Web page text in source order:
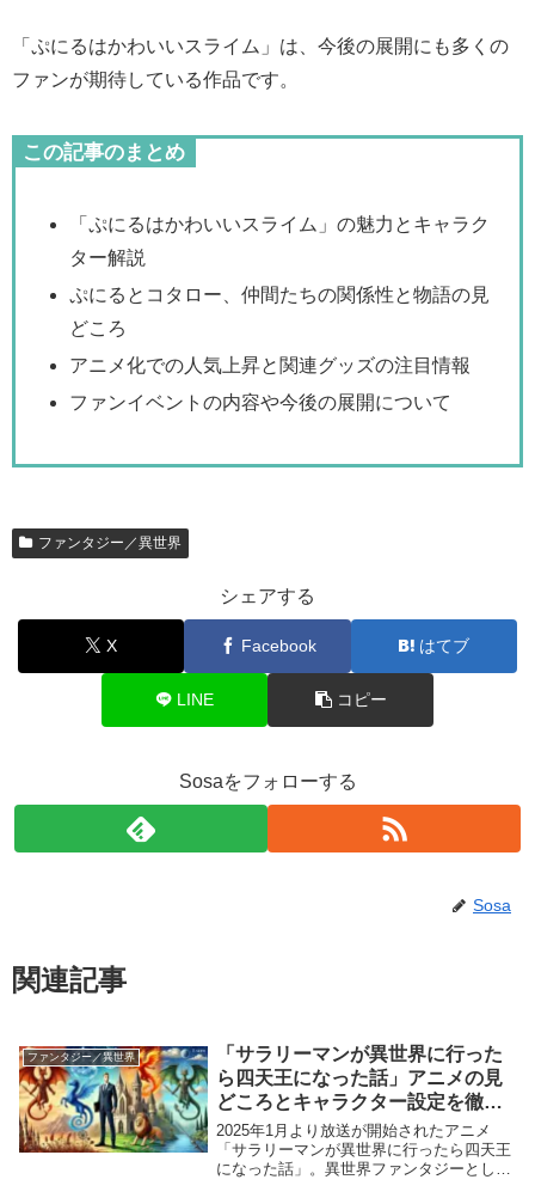
「ぷにるはかわいいスライム」は、今後の展開にも多くの
ファンが期待している作品です。
この記事のまとめ
「ぷにるはかわいいスライム」の魅力とキャラク
ター解説
ぷにるとコタロー、仲間たちの関係性と物語の見
どころ
アニメ化での人気上昇と関連グッズの注目情報
ファンイベントの内容や今後の展開について
ファンタジー／異世界
シェアする
X Facebook はてブ
LINE コピー
Sosaをフォローする
Sosa
関連記事
ファンタジー／異世界
「サラリーマンが異世界に行った
ら四天王になった話」アニメの見
どころとキャラクター設定を徹底
解説！
2025年1月より放送が開始されたアニメ
「サラリーマンが異世界に行ったら四天王
になった話」。異世界ファンタジーとし